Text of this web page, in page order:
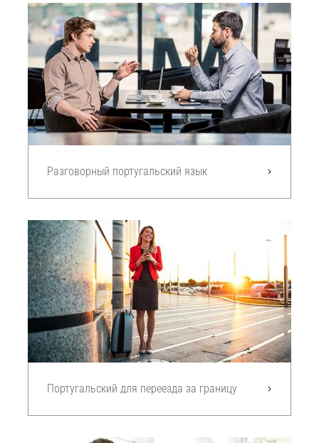
Разговорный португальский язык
Португальский для переезда за границу